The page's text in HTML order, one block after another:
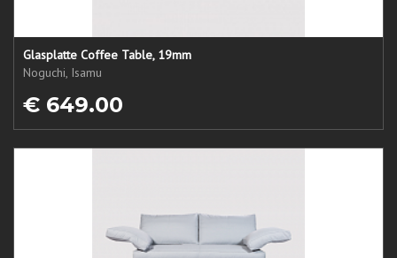
Glasplatte Coffee Table, 19mm
Noguchi, Isamu
€ 649.00